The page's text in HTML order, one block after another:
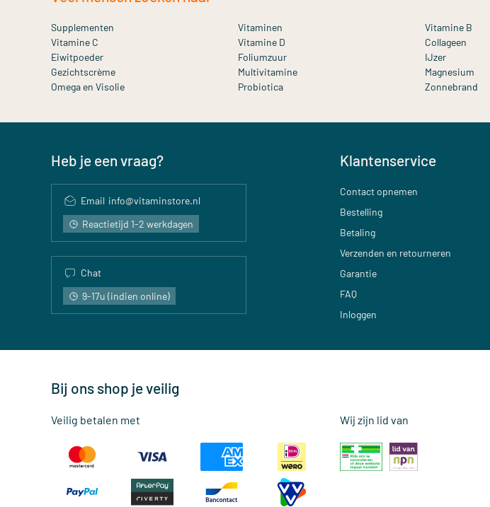
Supplementen Vitaminen
Vitamine B
Vitamine C
Vitamine D
Collageen
Eiwitpoeder
Foliumzuur
IJzer
Gezichtscrème
Multivitamine
Magnesium
Omega en Visolie
Probiotica Zonnebrand
Heb je een vraag?
Email info@vitaminstore.nl
Reactietijd 1-2 werkdagen
Chat
9-17u (indien online)
Klantenservice
Contact opnemen
Bestelling
Betaling
Verzenden en retourneren
Garantie
FAQ
Inloggen
Bij ons shop je veilig
Veilig betalen met Wij zijn lid van